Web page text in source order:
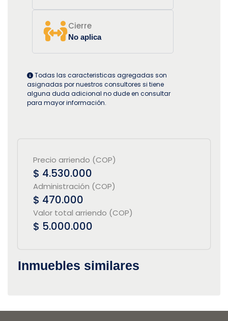
Cierre
No aplica
Todas las caracteristicas agregadas son
asignadas por nuestros consultores si tiene
alguna duda adicional no dude en consultar
para mayor información.
Precio arriendo (COP)
$ 4.530.000
Administración (COP)
$ 470.000
Valor total arriendo (COP)
$ 5.000.000
Inmuebles similares